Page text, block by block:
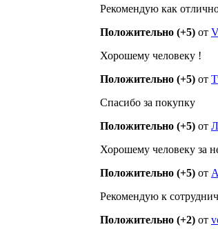
Рекомендую как
Положительно (+5) от
Хорошему человеку !
Положительно (+5) от
Спасибо за покупку
Положительно (+5) от
Хорошему человеку за
Положительно (+5) от
Рекомендую к
Положительно (+2) от